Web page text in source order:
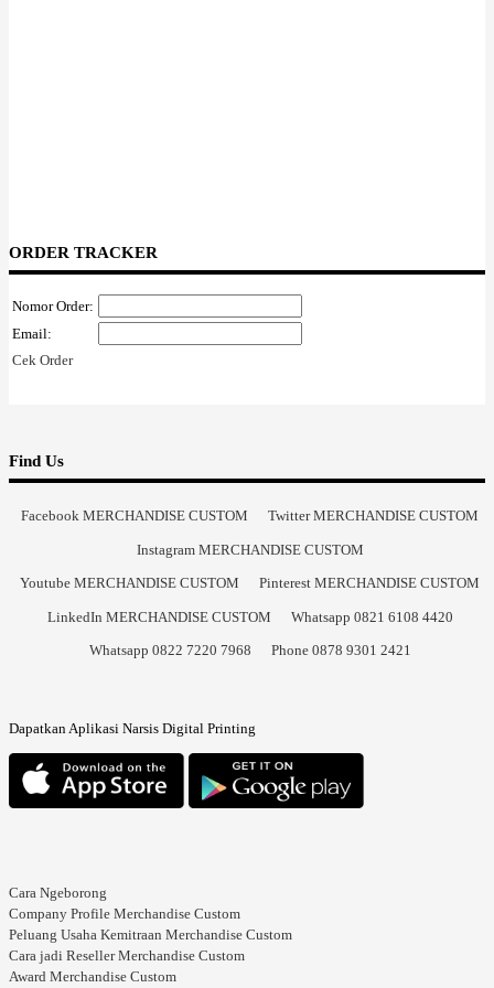
ORDER TRACKER
Nomor Order:
Email:
Cek Order
Find Us
Facebook MERCHANDISE CUSTOM Twitter MERCHANDISE CUSTOM
Instagram MERCHANDISE CUSTOM
Youtube MERCHANDISE CUSTOM Pinterest MERCHANDISE CUSTOM
LinkedIn MERCHANDISE CUSTOM Whatsapp 0821 6108 4420
Whatsapp 0822 7220 7968 Phone 0878 9301 2421
Dapatkan Aplikasi Narsis Digital Printing
Cara Ngeborong
Company Profile Merchandise Custom
Peluang Usaha Kemitraan Merchandise Custom
Cara jadi Reseller Merchandise Custom
Award Merchandise Custom